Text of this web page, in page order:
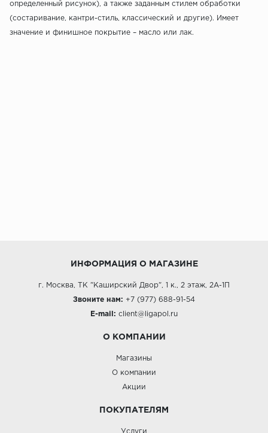
определенный рисунок), а также заданным стилем обработки
(состаривание, кантри-стиль, классический и другие). Имеет
значение и финишное покрытие – масло или лак.
ИНФОРМАЦИЯ О МАГАЗИНЕ
г. Москва, ТК "Каширский Двор", 1 к., 2 этаж, 2А-1П
Звоните нам: +7 (977) 688-91-54
E-mail: client@ligapol.ru
О КОМПАНИИ
Магазины
О компании
Акции
ПОКУПАТЕЛЯМ
Услуги